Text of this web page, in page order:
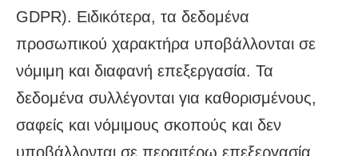
GDPR). Ειδικότερα, τα δεδομένα
προσωπικού χαρακτήρα υποβάλλονται σε
νόμιμη και διαφανή επεξεργασία. Τα
δεδομένα συλλέγονται για καθορισμένους,
σαφείς και νόμιμους σκοπούς και δεν
υποβάλλονται σε περαιτέρω επεξεργασία